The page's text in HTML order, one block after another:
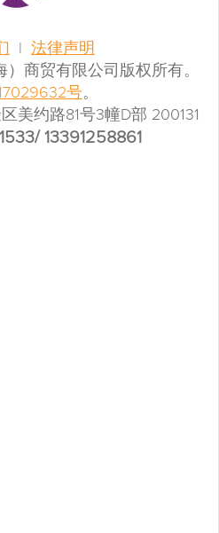
法律声明
商贸有限公司版权所有。
号。
美约路81号3幢D部 200131
13391258861